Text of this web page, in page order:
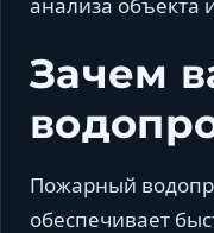
Зачем
Пожарный
обеспечивает